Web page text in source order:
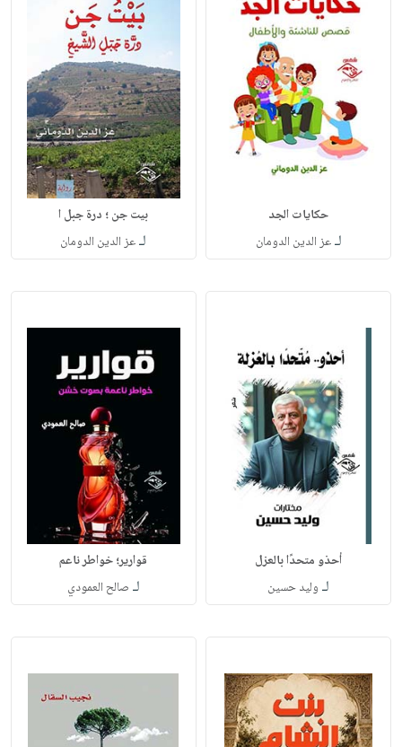
حكايات الجد
لـعز الدين الدومان
بيت جن ؛ درة جبل ا
لـعز الدين الدومان
أحذو متحدًا بالعزل
لـ وليد حسين
قوارير؛ خواطر ناعم
لـ صالح العمودي